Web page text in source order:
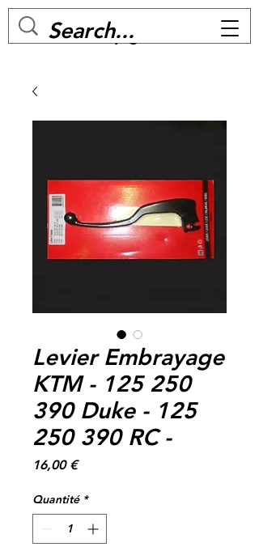
MC BIKE Perpignan
Levier Embrayage
KTM - 125 250
390 Duke - 125
250 390 RC -
16,00 €Prix
Quantité *